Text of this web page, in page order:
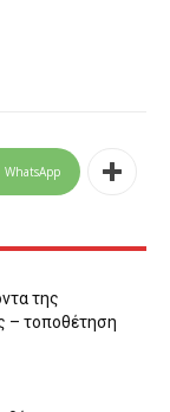
WhatsApp
της
– τοποθέτηση